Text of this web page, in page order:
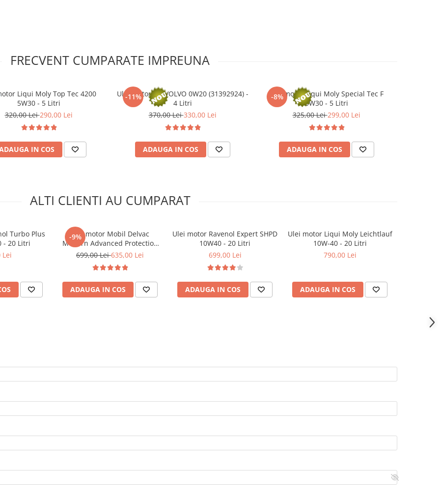
FRECVENT CUMPARATE IMPREUNA
Liqui Moly Top Tec 4200
5W30 - 5 Litri
320,00 Lei290,00 Lei
IN COS
-11%
Ulei motor OE VOLVO 0W20 (31392924) -
4 Litri
370,00 Lei330,00 Lei
ADAUGA IN COS
-8%
Ulei motor Liqui Moly Special Tec F
0W30 - 5 Litri
325,00 Lei299,00 Lei
ADAUGA IN COS
ALTI CLIENTI AU CUMPARAT
Turbo Plus
- 20 Litri
Lei
-9%
Ulei motor Mobil Delvac
Modern Advanced Protection
10W40 (XHP ESP) - 20 Litri
699,00 Lei635,00 Lei
ADAUGA IN COS
Ulei motor Ravenol Expert SHPD
10W40 - 20 Litri
699,00 Lei
ADAUGA IN COS
Ulei motor Liqui Moly Leichtlauf
10W-40 - 20 Litri
790,00 Lei
ADAUGA IN COS